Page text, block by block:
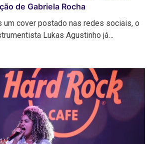
de Gabriela Rocha
um cover postado nas redes sociais, o
Lukas Agustinho já…